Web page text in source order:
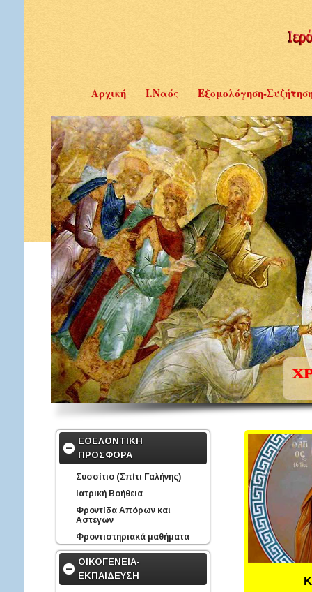
Αρχική Ι.Ναός Εξομολόγηση-
ΕΘΕΛΟΝΤΙΚΗ
ΠΡΟΣΦΟΡΑ
Συσσίτιο (Σπίτι Γαλήνης)
Ιατρική Βοήθεια
Φροντίδα Απόρων και
Αστέγων
Φροντιστηριακά μαθήματα
ΟΙΚΟΓΕΝΕΙΑ-
ΕΚΠΑΙΔΕΥΣΗ